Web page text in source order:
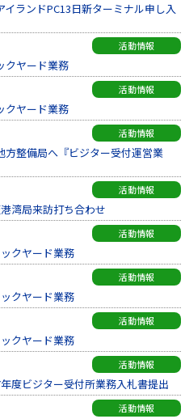
イランドPC13日新ターミナル申し入
活動情報
クヤード業務
活動情報
クヤード業務
活動情報
方整備局へ『ビジター受付運営業
活動情報
湾局来訪打ち合わせ
活動情報
クヤード業務
活動情報
クヤード業務
活動情報
クヤード業務
活動情報
度ビジター受付所業務入札書提出
活動情報